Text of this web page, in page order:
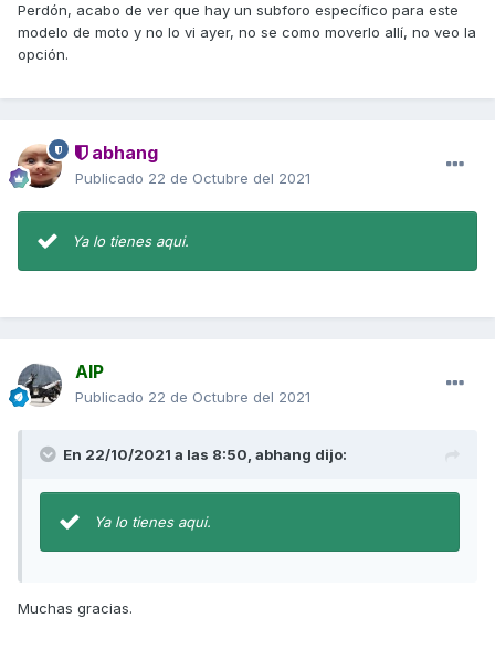
Perdón, acabo de ver que hay un subforo específico para este
modelo de moto y no lo vi ayer, no se como moverlo allí, no veo la
opción.
abhang
Publicado 22 de Octubre del 2021
Ya lo tienes aqui.
AIP
Publicado 22 de Octubre del 2021
En 22/10/2021 a las 8:50, abhang dijo:
Ya lo tienes aqui.
Muchas gracias.